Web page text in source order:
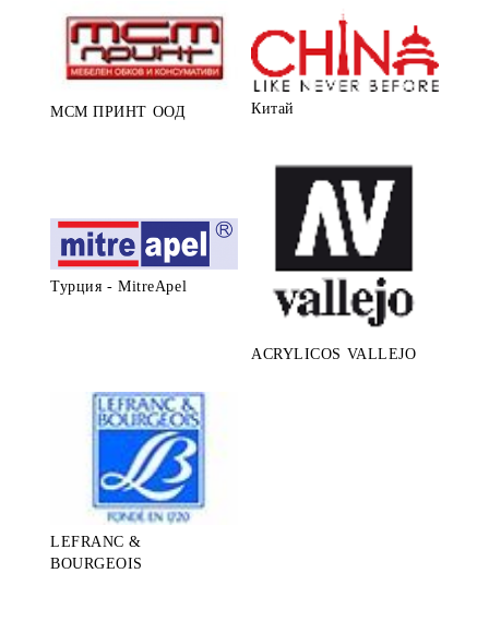
МСМ ПРИНТ ООД Китай
Турция - MitreApel
ACRYLICOS VALLEJO
LEFRANC &
BOURGEOIS